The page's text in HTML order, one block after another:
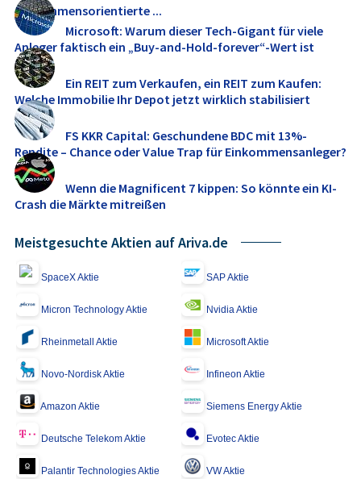
einkommensorientierte ...
Microsoft: Warum dieser Tech-Gigant für viele
Anleger faktisch ein „Buy-and-Hold-forever“-Wert ist
Ein REIT zum Verkaufen, ein REIT zum Kaufen:
Welche Immobilie Ihr Depot jetzt wirklich stabilisiert
FS KKR Capital: Geschundene BDC mit 13%-
Rendite – Chance oder Value Trap für Einkommensanleger?
Wenn die Magnificent 7 kippen: So könnte ein KI-
Crash die Märkte mitreißen
Meistgesuchte Aktien auf Ariva.de
SpaceX Aktie SAP Aktie
Micron Technology Aktie Nvidia Aktie
Rheinmetall Aktie Microsoft Aktie
Novo-Nordisk Aktie Infineon Aktie
Amazon Aktie Siemens Energy Aktie
Deutsche Telekom Aktie Evotec Aktie
Palantir Technologies Aktie VW Aktie